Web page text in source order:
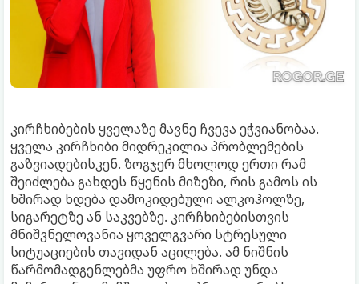
კირჩხიბების ყველაზე მავნე ჩვევა ეჭვიანობაა.
ყველა კირჩხიბი მიდრეკილია პრობლემების
გაზვიადებისკენ. ზოგჯერ მხოლოდ ერთი რამ
შეიძლება გახდეს წყენის მიზეზი, რის გამოს ის
ხშირად ხდება დამოკიდებული ალკოჰოლზე,
სიგარეტზე ან საკვებზე. კირჩხიბებისთვის
მნიშვნელოვანია ყოველგვარი სტრესული
სიტუაციების თავიდან აცილება. ამ ნიშნის
წარმომადგენლებმა უფრო ხშირად უნდა